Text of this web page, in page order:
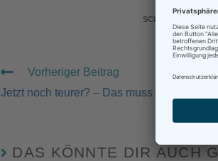
SCHLAGWÖRTER
Vorheriger Beitrag
Jetzt noch teurer? – Das muss ich haben!
DAS KÖNNTE DIR AUCH